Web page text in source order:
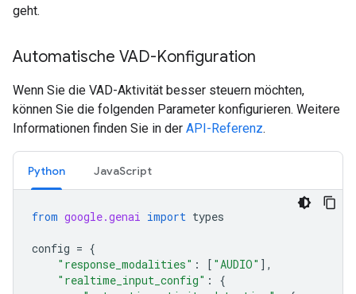
geht.
Automatische VAD-Konfiguration
Wenn Sie die VAD-Aktivität besser steuern möchten,
können Sie die folgenden Parameter konfigurieren. Weitere
Informationen finden Sie in der API-Referenz.
Python JavaScript
from google.genai import types
config = {
"response_modalities" : [ "AUDIO" ],
"realtime_input_config" :
{